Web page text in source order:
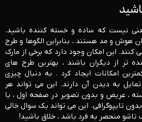
نیست که ساده و خسته کننده باشید.
هوش و مد هستند ، بنابراین الگوها و طرح
کنند. این امکان وجود دارد که برخی از مارک
تر از دیگران باشند ، بهترین طرح های
امکانات ایجاد کرد . به دنبال چیزی
به دیدن آن دارند. این می تواند هر
، عریض و بدون تصویر در صفحه اول ، یا
تایپوگرافی. این می تواند یک سوال خالی
منحصر به فرد باشد ، خلاق باشید!